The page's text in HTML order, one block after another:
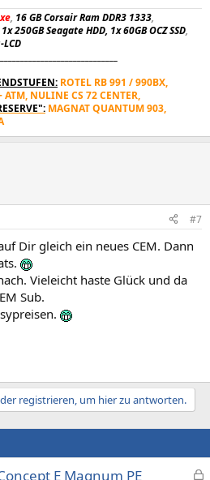
, 16 GB Corsair Ram DDR3 1333,
250GB Seagate HDD, 1x 60GB OCZ SSD,
ROTEL RB 991 / 990BX,
NULINE CS 72 CENTER,
MAGNAT QUANTUM 903,
#7
Dir gleich ein neues CEM. Dann
Vieleicht haste Glück und da
Sub.
registrieren, um hier zu antworten.
E Magnum PE